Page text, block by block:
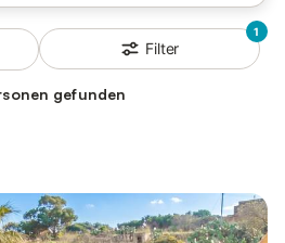
1
Filter
gefunden